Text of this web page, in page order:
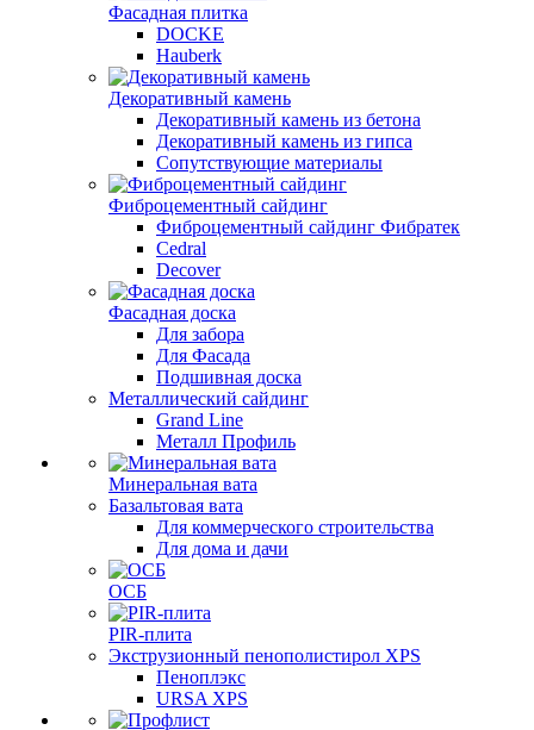
Фасадная плитка
DOCKE
Hauberk
Декоративный камень
Декоративный камень из бетона
Декоративный камень из гипса
Сопутствующие материалы
Фиброцементный сайдинг
Фиброцементный сайдинг Фибратек
Cedral
Decover
Фасадная доска
Для забора
Для Фасада
Подшивная доска
Металлический сайдинг
Grand Line
Металл Профиль
Минеральная вата
Базальтовая вата
Для коммерческого строительства
Для дома и дачи
ОСБ
PIR-плита
Экструзионный пенополистирол XPS
Пеноплэкс
URSA XPS